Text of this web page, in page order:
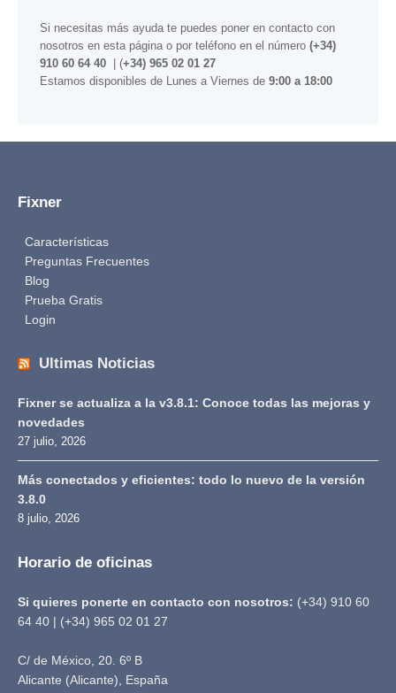
Si necesitas más ayuda te puedes poner en contacto con
nosotros en esta páginao por teléfono en el número (+34)
910 60 64 40
| (+34) 965 02 01 27
Estamos disponibles de Lunes a Viernes de 9:00 a 18:00
Fixner
Características
Preguntas Frecuentes
Blog
Prueba Gratis
Login
Ultimas Noticias
Fixner se actualiza a la v3.8.1: Conoce todas las mejoras y
novedades
27 julio, 2026
Más conectados y eficientes: todo lo nuevo de la versión
3.8.0
8 julio, 2026
Horario de oficinas
Si quieres ponerte en contacto con nosotros: (+34) 910 60
64 40 | (+34) 965 02 01 27
C/ de México, 20. 6º B
Alicante (Alicante), España